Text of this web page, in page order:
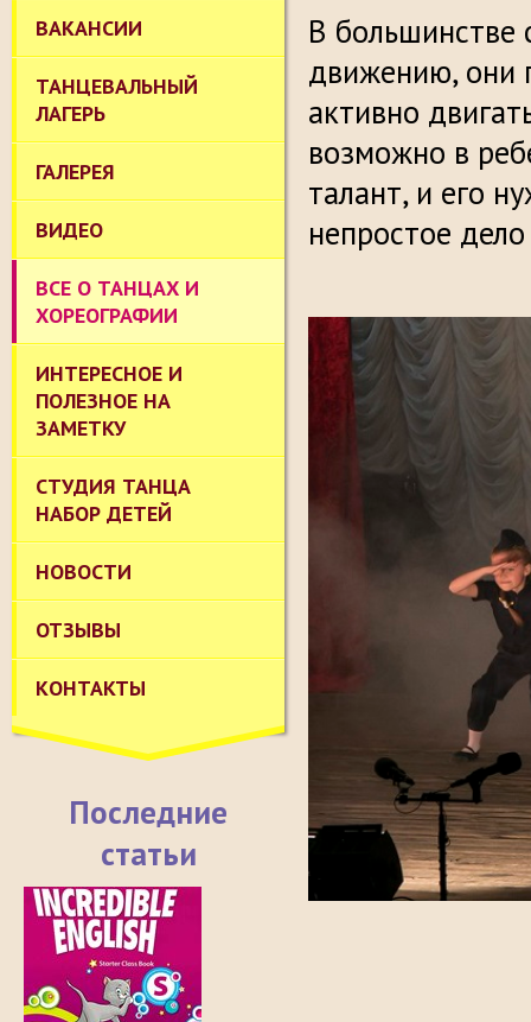
ВАКАНСИИ
ТАНЦЕВАЛЬНЫЙ
ЛАГЕРЬ
ГАЛЕРЕЯ
ВИДЕО
ВСЕ О ТАНЦАХ И
ХОРЕОГРАФИИ
ИНТЕРЕСНОЕ И
ПОЛЕЗНОЕ НА
ЗАМЕТКУ
СТУДИЯ ТАНЦА
НАБОР ДЕТЕЙ
НОВОСТИ
ОТЗЫВЫ
КОНТАКТЫ
Последние
статьи
В большинстве
движению, они
активно
возможно в
талант, и его
непростое